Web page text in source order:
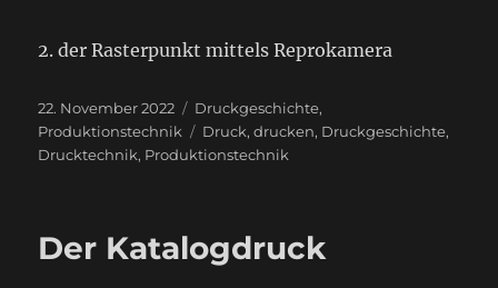
2. der Rasterpunkt mittels Reprokamera
Veröffentlicht
am
22. November 2022 Kategorien
Druckgeschichte,
Produktionstechnik
Schlagwörter
Druck,drucken, Druckgeschichte,
Drucktechnik, Produktionstechnik
Der Katalogdruck